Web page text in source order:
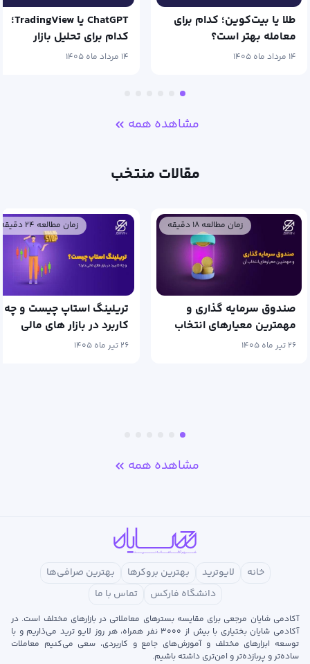
طلا یا بیت‌کوین؛ کدام برای
معامله بهتر است؟
۱۴ مرداد ماه ۱۴۰۵
ChatGPT یا TradingView؛
کدام برای تحلیل بازار
کاربردی‌تر است؟
۱۴ مرداد ماه ۱۴۰۵
مشاهده همه
مقالات منتخب
زمان مطالعه ۱۸ دقیقه
صندوق سرمایه گذاری و
مهمترین معیارهای انتخاب
آن
۲۶ تیر ماه ۱۴۰۵
زمان مطالعه ۲۴ دقیقه
تریلینگ استاپ چیست و چه
کاربرد در بازار های مالی
دارد؟
۲۶ تیر ماه ۱۴۰۵
مشاهده همه
خانه لایوترید بهترین بروکرها
بهترین صرافی‌ها
دانشگاه فارکس
تماس با ما
آکادمی شایان مرجعی برای مقایسه بسترهای معاملاتی در بازارهای مختلف است. در
آکادمی شایان بختیاری با بیش از ۳۰۰۰ نفر همراه، هر روز لایو ترید می‌ذاریم و با
توسعه‌ ابزارهای مختلف و آموزش‌های جامع و کاربردی، سعی می‌کنیم معاملات
ساده‌تر و پربازده‌تر و امن‌تری داشته باشیم.